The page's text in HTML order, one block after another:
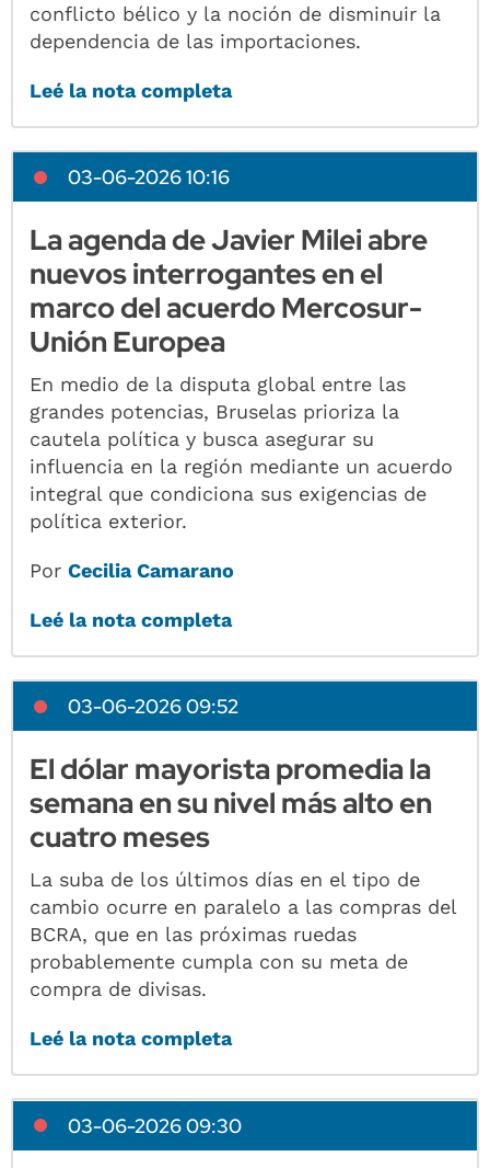
conflicto bélico y la noción de disminuir la
dependencia de las importaciones.
Leé la nota completa
03-06-2026 10:16
La agenda de Javier Milei abre
nuevos interrogantes en el
marco del acuerdo Mercosur-
Unión Europea
En medio de la disputa global entre las
grandes potencias, Bruselas prioriza la
cautela política y busca asegurar su
influencia en la región mediante un acuerdo
integral que condiciona sus exigencias de
política exterior.
PorCecilia Camarano
Leé la nota completa
03-06-2026 09:52
El dólar mayorista promedia la
semana en su nivel más alto en
cuatro meses
La suba de los últimos días en el tipo de
cambio ocurre en paralelo a las compras del
BCRA, que en las próximas ruedas
probablemente cumpla con su meta de
compra de divisas.
Leé la nota completa
03-06-2026 09:30